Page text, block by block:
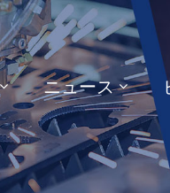
ニュース